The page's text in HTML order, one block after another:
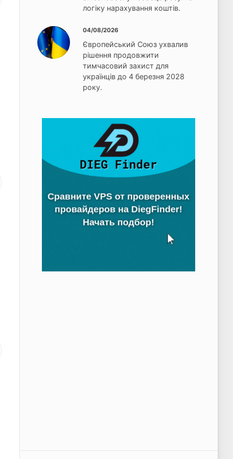
логіку нарахування коштів.
04/08/2026
Європейський Союз ухвалив
рішення продовжити
тимчасовий захист для
українців до 4 березня 2028
року.